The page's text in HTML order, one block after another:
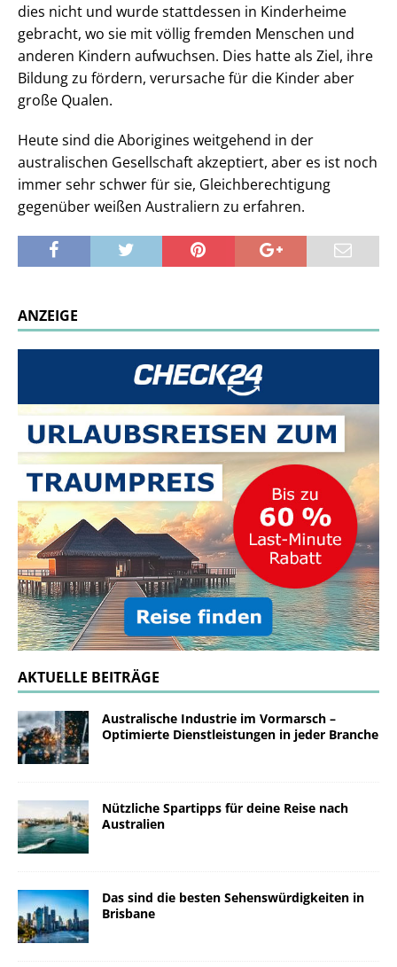
dies nicht und wurde stattdessen in Kinderheime
gebracht, wo sie mit völlig fremden Menschen und
anderen Kindern aufwuchsen. Dies hatte als Ziel, ihre
Bildung zu fördern, verursache für die Kinder aber
große Qualen.
Heute sind die Aborigines weitgehend in der
australischen Gesellschaft akzeptiert, aber es ist noch
immer sehr schwer für sie, Gleichberechtigung
gegenüber weißen Australiern zu erfahren.
ANZEIGE
AKTUELLE BEITRÄGE
Australische Industrie im Vormarsch –
Optimierte Dienstleistungen in jeder Branche
Nützliche Spartipps für deine Reise nach
Australien
Das sind die besten Sehenswürdigkeiten in
Brisbane